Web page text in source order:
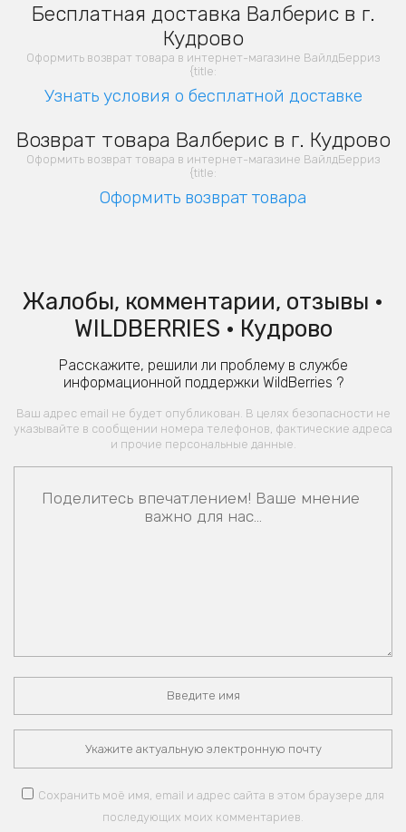
Бесплатная доставка Валберис в г.
Кудрово
Оформить возврат товара в интернет-магазине ВайлдБерриз
{title:
Узнать условия о бесплатной доставке
Возврат товара Валберис в г. Кудрово
Оформить возврат товара в интернет-магазине ВайлдБерриз
{title:
Оформить возврат товара
Жалобы, комментарии, отзывы •
WILDBERRIES • Кудрово
Расскажите, решили ли проблему в службе
информационной поддержки WildBerries ?
Ваш адрес email не будет опубликован. В целях безопасности не
указывайте в сообщении номера телефонов, фактические адреса
и прочие персональные данные.
Сохранить моё имя, email и адрес сайта в этом браузере для
последующих моих комментариев.